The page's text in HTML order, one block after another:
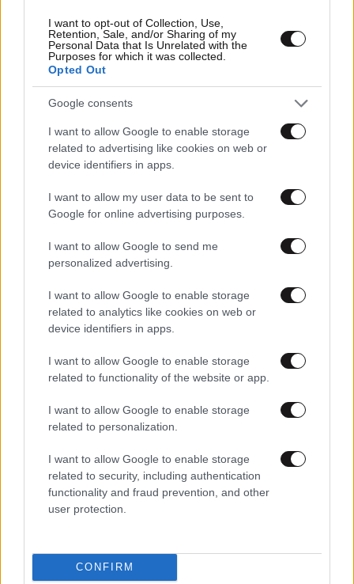
I want to opt-out of Collection, Use,
Retention, Sale, and/or Sharing of my
Personal Data that Is Unrelated with the
Purposes for which it was collected.
Opted Out
Google consents
I want to allow Google to enable storage
related to advertising like cookies on web or
device identifiers in apps.
I want to allow my user data to be sent to
Google for online advertising purposes.
I want to allow Google to send me
personalized advertising.
I want to allow Google to enable storage
related to analytics like cookies on web or
device identifiers in apps.
I want to allow Google to enable storage
related to functionality of the website or app.
I want to allow Google to enable storage
related to personalization.
I want to allow Google to enable storage
related to security, including authentication
functionality and fraud prevention, and other
user protection.
CONFIRM
09·06·2025 16:45
πατέρας του
20·05·2025 06:47
αιτήματος του ΠΑΣΟΚ και πόσο πουλιέται ένα σπίτι στη
Βουλιαγμένη